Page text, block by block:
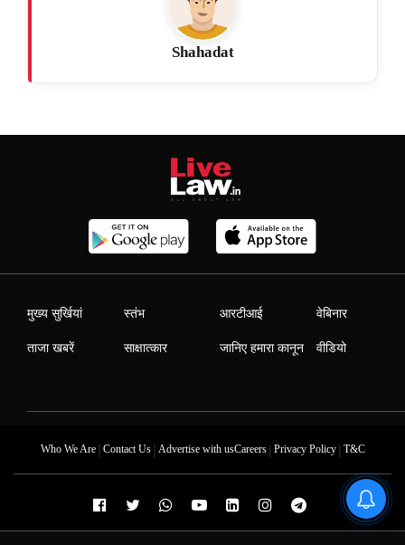
Shahadat
मुख्य सुर्खियां
ताजा खबरें
स्तंभ
साक्षात्कार
आरटीआई
जानिए हमारा कानून
वेबिनार
वीडियो
Who We Are| Contact Us| Advertise with usCareers| Privacy Policy| T&C